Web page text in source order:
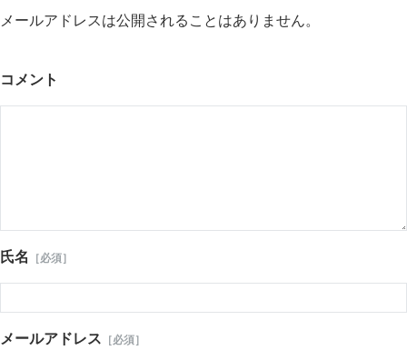
メールアドレスは公開されることはありません。
コメント
氏名 ［必須］
メールアドレス ［必須］